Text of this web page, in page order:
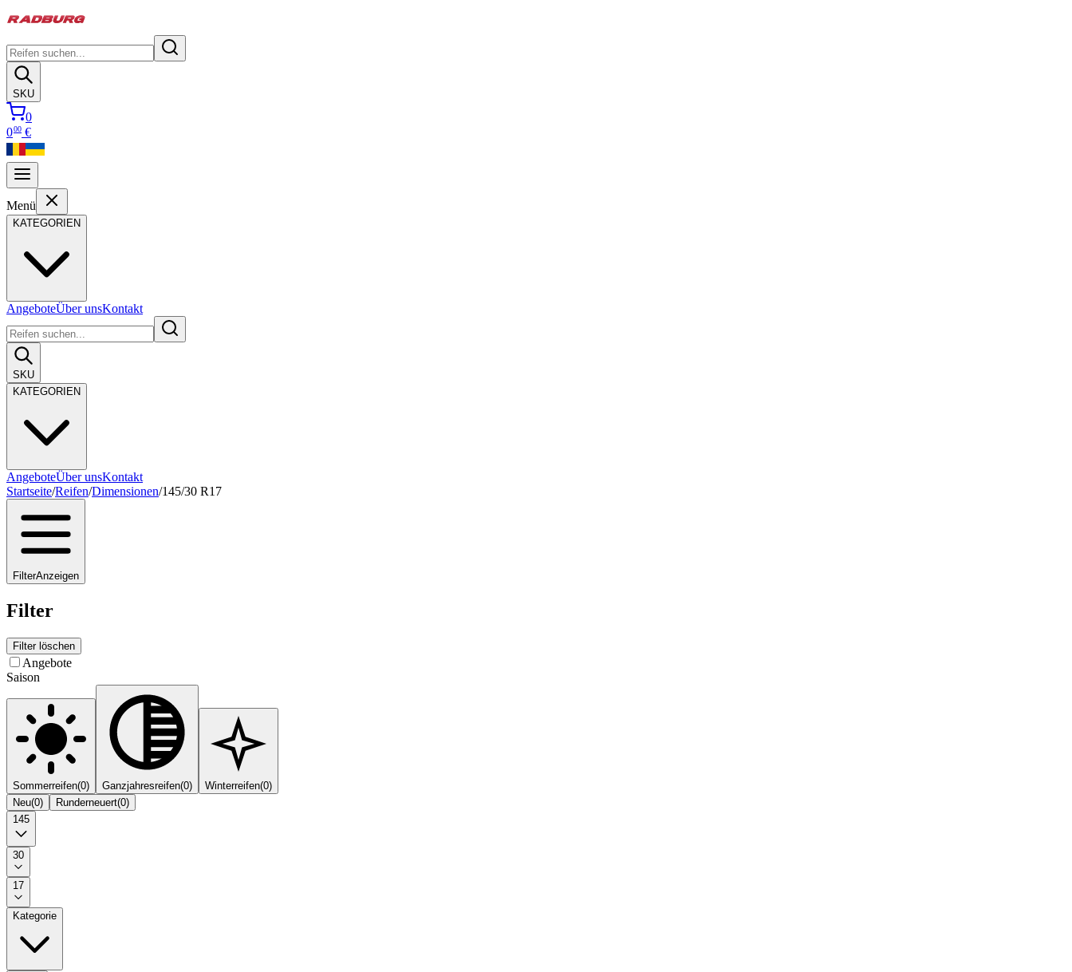
SKU
0
000 €
Menü
KATEGORIEN
AngeboteÜber unsKontakt
SKU
KATEGORIEN
AngeboteÜber unsKontakt
Startseite/Reifen/Dimensionen/145/30 R17
FilterAnzeigen
Filter
Filter löschen
Angebote
Saison
Sommerreifen(0) Ganzjahresreifen(0) Winterreifen(0)
Neu(0) Runderneuert(0)
145
30
17
Kategorie